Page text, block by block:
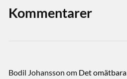
Kommentarer
Bodil Johansson om Det omätbara